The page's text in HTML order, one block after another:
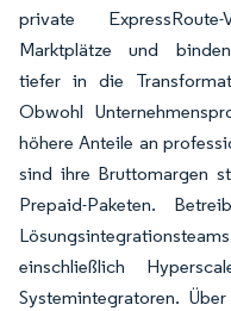
private
Marktplätze und binden
tiefer in die
Obwohl
höhere Anteile an
sind ihre Bruttomargen
Prepaid-Paketen.
einschließlich
Systemintegratoren.